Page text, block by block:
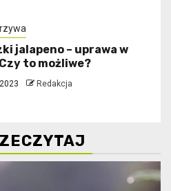
jalapeno – uprawa w
to możliwe?
Redakcja